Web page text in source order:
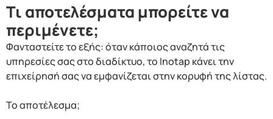
Τι αποτελέσματα μπορείτε να
περιμένετε;
Φανταστείτε το εξής: όταν κάποιος αναζητά τις
υπηρεσίες σας στο διαδίκτυο, το Inotap κάνει την
επιχείρησή σας να εμφανίζεται στην κορυφή της λίστας.
Το αποτέλεσμα;